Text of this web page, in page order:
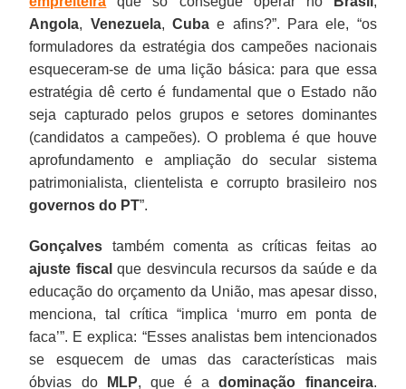
Angola, Venezuela,Cuba e afins?”. Para ele, “os
formuladores da estratégia dos campeões nacionais
esqueceram-se de uma lição básica: para que essa
estratégia dê certo é fundamental que o Estado não
seja capturado pelos grupos e setores dominantes
(candidatos a campeões). O problema é que houve
aprofundamento e ampliação do secular sistema
patrimonialista, clientelista e corrupto brasileiro nos
governos do PT”.
Gonçalves também comenta as críticas feitas ao
ajuste fiscal que desvincula recursos da saúde e da
educação do orçamento da União, mas apesar disso,
menciona, tal crítica “implica ‘murro em ponta de
faca’”. E explica: “Esses analistas bem intencionados
se esquecem de umas das características mais
óbvias do
MLP, que é adominação financeira.